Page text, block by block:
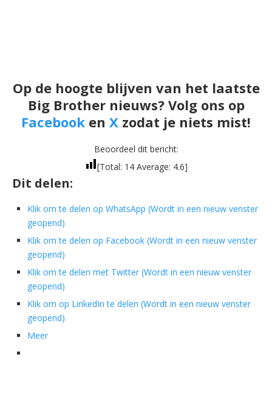
Op de hoogte blijven van het laatste
Big Brother nieuws? Volg ons op
Facebook en X zodat je niets mist!
Beoordeel dit bericht:
[Total: 14Average: 4.6]
Dit delen:
Klik om te delen op WhatsApp (Wordt in een nieuw venster
geopend)
Klik om te delen op Facebook (Wordt in een nieuw venster
geopend)
Klik om te delen met Twitter (Wordt in een nieuw venster
geopend)
Klik om op LinkedIn te delen (Wordt in een nieuw venster
geopend)
Meer